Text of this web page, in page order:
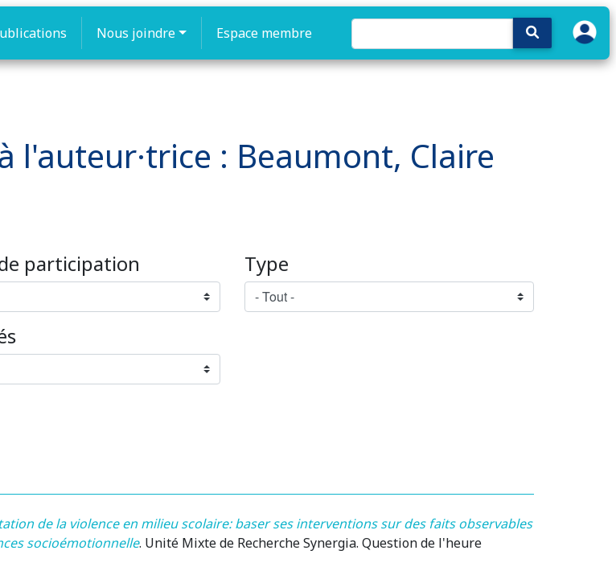
Nous joindre Espace membre
l'auteur·trice : Beaumont, Claire
participation Type
de la violence en milieu scolaire: baser ses interventions sur des faits observables
socioémotionnelle. Unité Mixte de Recherche Synergia. Question de l'heure